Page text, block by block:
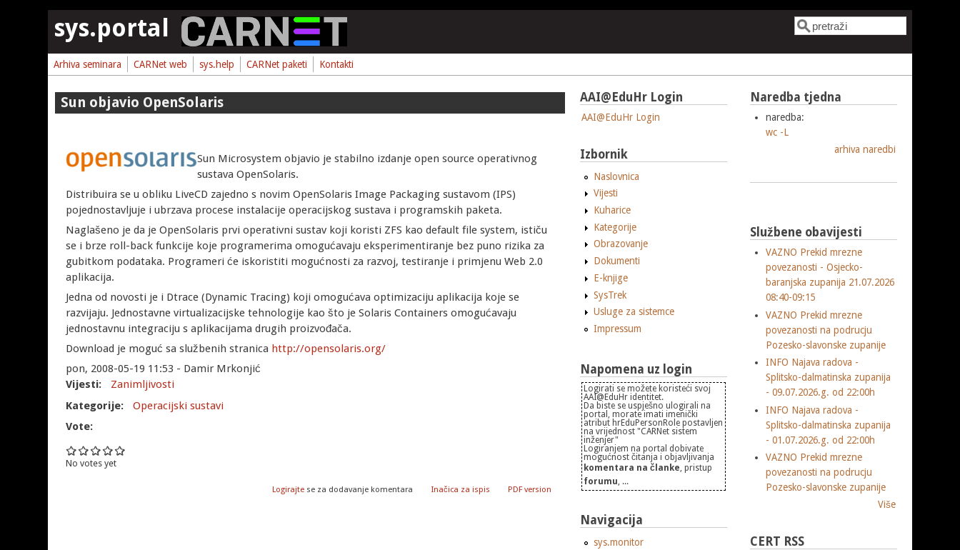
sys.portal Obrazac pretrage
Pretraga
Arhiva seminara CARNet web sys.help CARNet paketi Kontakti
Sun objavio OpenSolaris
Sun Microsystem objavio je stabilno izdanje open source operativnog
sustava OpenSolaris.
Distribuira se u obliku LiveCD zajedno s novim OpenSolaris Image Packaging sustavom (IPS)
pojednostavljuje i ubrzava procese instalacije operacijskog sustava i programskih paketa.
Naglašeno je da je OpenSolaris prvi operativni sustav koji koristi ZFS kao default file system, ističu
se i brze roll-back funkcije koje programerima omogućavaju eksperimentiranje bez puno rizika za
gubitkom podataka. Programeri će iskoristiti mogućnosti za razvoj, testiranje i primjenu Web 2.0
aplikacija.
Jedna od novosti je i Dtrace (Dynamic Tracing) koji omogućava optimizaciju aplikacija koje se
razvijaju. Jednostavne virtualizacijske tehnologije kao što je Solaris Containers omogućavaju
jednostavnu integraciju s aplikacijama drugih proizvođača.
Download je moguć sa službenih stranica http://opensolaris.org/
pon, 2008-05-19 11:53 - Damir Mrkonjić
Vijesti:
Zanimljivosti
Kategorije:
Operacijski sustavi
Vote:
No votes yet
Logirajte se za dodavanje komentara Inačica za ispis PDF version
AAI@EduHr Login
AAI@EduHr Login
Izbornik
Naslovnica
Vijesti
Kuharice
Kategorije
Obrazovanje
Dokumenti
E-knjige
SysTrek
Usluge za sistemce
Impressum
Napomena uz login
Logirati se možete koristeći svoj
AAI@EduHr identitet.
Da biste se uspješno ulogirali na
portal, morate imati imenički
atribut hrEduPersonRole postavljen
na vrijednost "CARNet sistem
inženjer"
Logiranjem na portal dobivate
mogućnost čitanja i objavljivanja
komentara na članke, pristup
forumu, ...
Navigacija
sys.monitor
Naredba tjedna
naredba:
wc -L
arhiva naredbi
Službene obavijesti
VAZNO Prekid mrezne
povezanosti - Osjecko-
baranjska zupanija 21.07.2026
08:40-09:15
VAZNO Prekid mrezne
povezanosti na podrucju
Pozesko-slavonske zupanije
INFO Najava radova -
Splitsko-dalmatinska zupanija
- 09.07.2026.g. od 22:00h
INFO Najava radova -
Splitsko-dalmatinska zupanija
- 01.07.2026.g. od 22:00h
VAZNO Prekid mrezne
povezanosti na podrucju
Pozesko-slavonske zupanije
Više
CERT RSS